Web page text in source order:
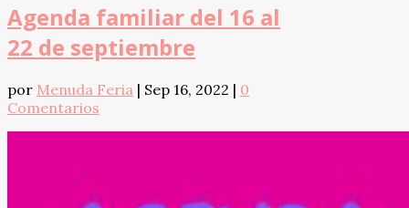
Agenda familiar del 16 al
22 de septiembre
por Menuda Feria | Sep 16, 2022 | 0
Comentarios